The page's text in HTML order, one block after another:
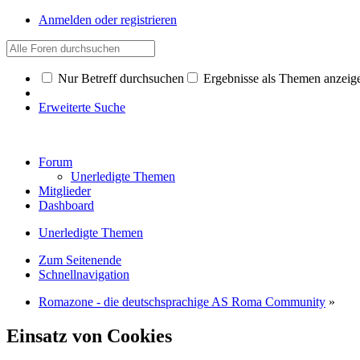
Anmelden oder registrieren
Nur Betreff durchsuchen Ergebnisse als Themen
Erweiterte Suche
Forum
Unerledigte Themen
Mitglieder
Dashboard
Unerledigte Themen
Zum Seitenende
Schnellnavigation
Romazone - die deutschsprachige AS Roma Community »
Einsatz von Cookies